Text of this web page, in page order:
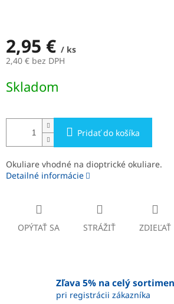
2,95 € / ks
2,40 € bez DPH
cena:
Skladom
Pridať do košíka
Okuliare vhodné na dioptrické okuliare.
Detailné informácie
OPÝTAŤ SA STRÁŽIŤ ZDIEĽAŤ
Zľava 5% na celý
pri registrácii zákazníka